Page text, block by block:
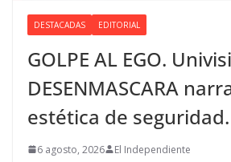
DESTACADAS EDITORIAL
GOLPE AL EGO.
DESENMASCARA
estética de seguridad.
6 agosto, 2026 El Independiente